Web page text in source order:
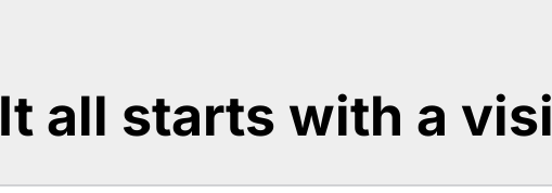
It all starts with a